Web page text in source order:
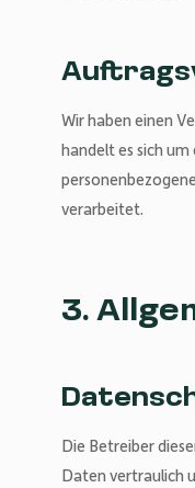
Wir haben einen
handelt es sich
verarbeitet.
3.
Die Betreiber
Daten vertraulich